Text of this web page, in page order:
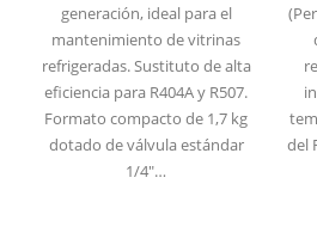
generación, ideal para el
mantenimiento de vitrinas
refrigeradas. Sustituto de alta
eficiencia para R404A y R507.
Formato compacto de 1,7 kg
dotado de válvula estándar
1/4″…
del